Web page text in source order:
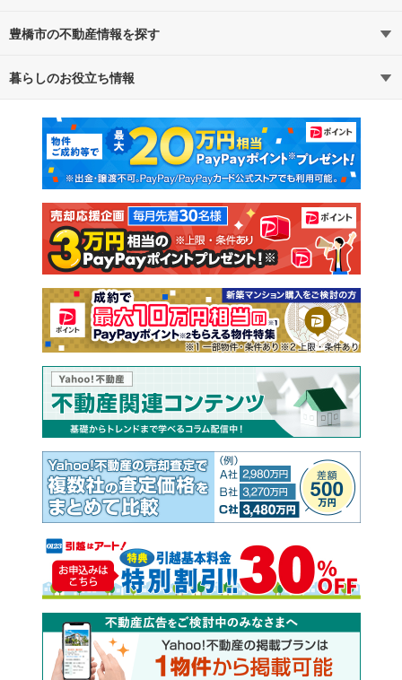
路線・駅から探す
通勤・通学時間から探す
豊橋市の不動産情報を探す
不動産・住宅
新築マンション 中古マンション
新築一戸建て 中古一戸建て
注文住宅 土地
売却査定
暮らしのお役立ち情報
マンションカタログ 教えて！住まいの先生